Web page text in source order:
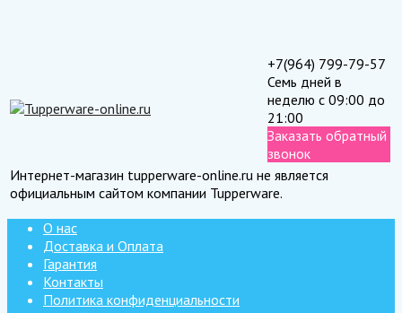
+7(964) 799-79-57
Семь дней в
неделю с 09:00 до
21:00
Заказать обратный
звонок
Интернет-магазин tupperware-online.ru не является
официальным сайтом компании Tupperware.
О нас
Доставка и Оплата
Гарантия
Контакты
Политика конфиденциальности